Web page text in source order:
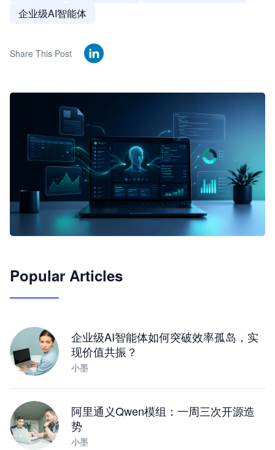
企业级AI智能体
Share This Post
JimoClaw 桌面 AI Agent 工作台
Popular Articles
企业级AI智能体如何突破效率孤岛，实
现价值共振？
小墨
阿里通义Qwen模组：一周三次开源造
势
小墨